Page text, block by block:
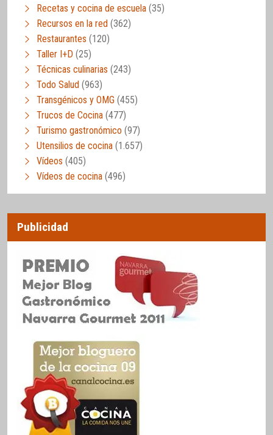
Recetas y cocina de escuela (35)
Recursos en la red (362)
Restaurantes (120)
Taller I+D (25)
Técnicas culinarias (243)
Todo Salud (963)
Transgénicos y OMG (455)
Trucos de Cocina (477)
Turismo gastronómico (97)
Utensilios de cocina (1.657)
Vídeos (405)
Vídeos de cocina (496)
Publicidad